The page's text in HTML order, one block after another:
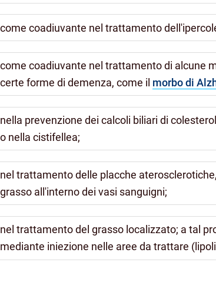
come coadiuvante nel trattamento
come coadiuvante nel trattamento di alcune
certe forme di demenza, come il morbo di
nella prevenzione dei calcoli biliari di
o nella cistifellea;
nel trattamento delle placche
grasso all'interno dei vasi sanguigni;
nel trattamento del grasso localizzato; a tal
mediante iniezione nelle aree da trattare